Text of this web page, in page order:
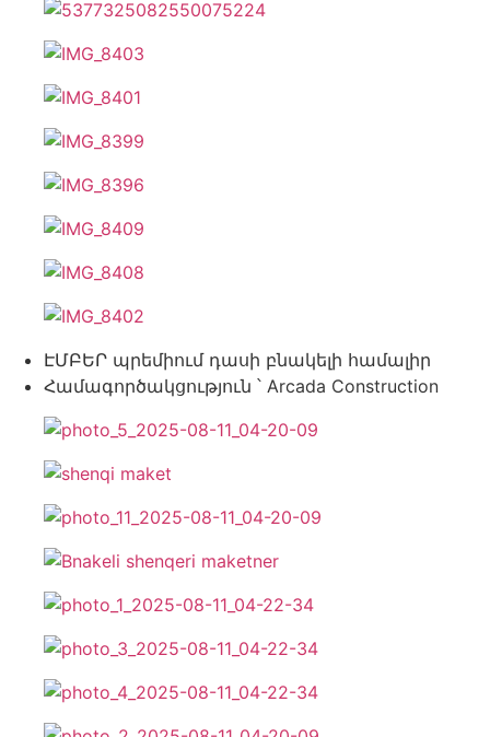
ԷՄԲԵՐ պրեմիում դասի բնակելի համալիր
Համագործակցություն ՝ Arcada Construction